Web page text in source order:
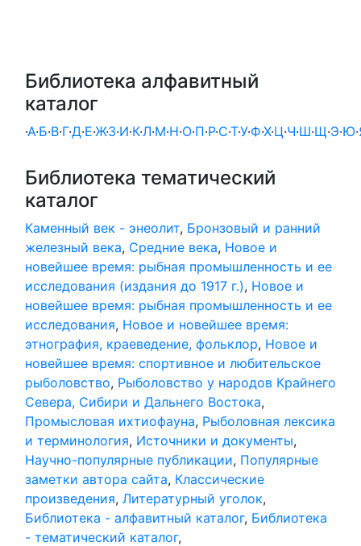
Библиотека алфавитный
каталог
·А·Б·В·Г·Д·Е·Ж·З·И·К·Л·М·Н·О·П·Р·С·Т·У·Ф·Х·Ц·Ч·Ш·Щ·Э·Ю·
Библиотека тематический
каталог
Каменный век - энеолит, Бронзовый и ранний
железный века, Средние века, Новое и
новейшее время: рыбная промышленность и ее
исследования (издания до 1917 г.), Новое и
новейшее время: рыбная промышленность и ее
исследования, Новое и новейшее время:
этнография, краеведение, фольклор, Новое и
новейшее время: спортивное и любительское
рыболовство, Рыболовство у народов Крайнего
Севера, Сибири и Дальнего Востока,
Промысловая ихтиофауна, Рыболовная лексика
и терминология, Источники и документы,
Научно-популярные публикации, Популярные
заметки автора сайта, Классические
произведения, Литературный уголок,
Библиотека - алфавитный каталог, Библиотека
- тематический каталог,